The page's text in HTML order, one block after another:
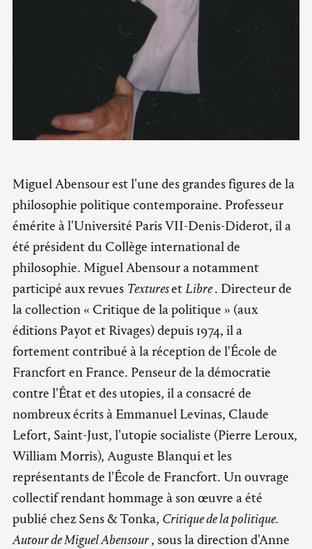
Miguel Abensour est l'une des grandes figures de la
philosophie politique contemporaine. Professeur
émérite à l'Université Paris VII-Denis-Diderot, il a
été président du Collège international de
philosophie. Miguel Abensour a notamment
participé aux revues TexturesetLibre. Directeur de
la collection « Critique de la politique » (aux
éditions Payot et Rivages) depuis 1974, il a
fortement contribué à la réception de l'École de
Francfort en France. Penseur de la démocratie
contre l'État et des utopies, il a consacré de
nombreux écrits à Emmanuel Levinas, Claude
Lefort, Saint-Just, l'utopie socialiste (Pierre Leroux,
William Morris), Auguste Blanqui et les
représentants de l'École de Francfort. Un ouvrage
collectif rendant hommage à son œuvre a été
publié chez Sens & Tonka, Critique de la politique.
Autour de Miguel Abensour, sous la direction d'Anne